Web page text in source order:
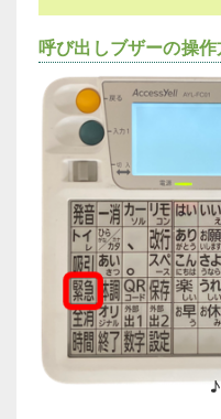
呼び出しブザーの操